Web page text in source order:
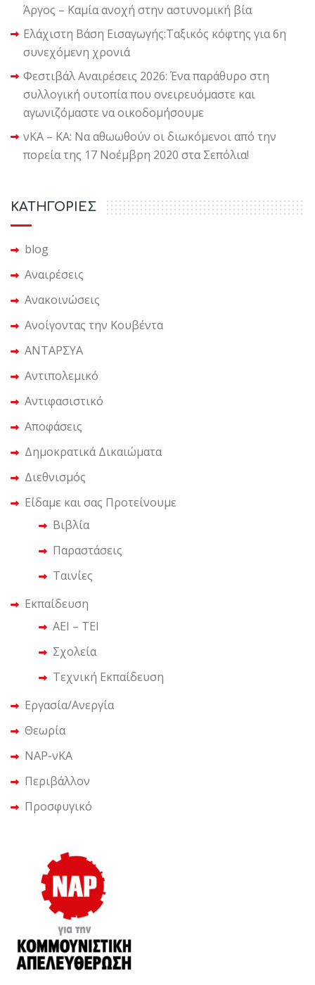
Άργος – Καμία ανοχή στην αστυνομική βία
Ελάχιστη Βάση Εισαγωγής:Ταξικός κόφτης για 6η
συνεχόμενη χρονιά
Φεστιβάλ Αναιρέσεις 2026: Ένα παράθυρο στη
συλλογική ουτοπία που ονειρευόμαστε και
αγωνιζόμαστε να οικοδομήσουμε
νΚΑ – ΚΑ: Να αθωωθούν οι διωκόμενοι από την
πορεία της 17 Νοέμβρη 2020 στα Σεπόλια!
KΑΤΗΓΟΡΙΕΣ
blog
Αναιρέσεις
Ανακοινώσεις
Ανοίγοντας την Κουβέντα
ΑΝΤΑΡΣΥΑ
Αντιπολεμικό
Αντιφασιστικό
Αποφάσεις
Δημοκρατικά Δικαιώματα
Διεθνισμός
Είδαμε και σας Προτείνουμε
Βιβλία
Παραστάσεις
Ταινίες
Εκπαίδευση
ΑΕΙ – ΤΕΙ
Σχολεία
Τεχνική Εκπαίδευση
Εργασία/Ανεργία
Θεωρία
ΝΑΡ-νΚΑ
Περιβάλλον
Προσφυγικό